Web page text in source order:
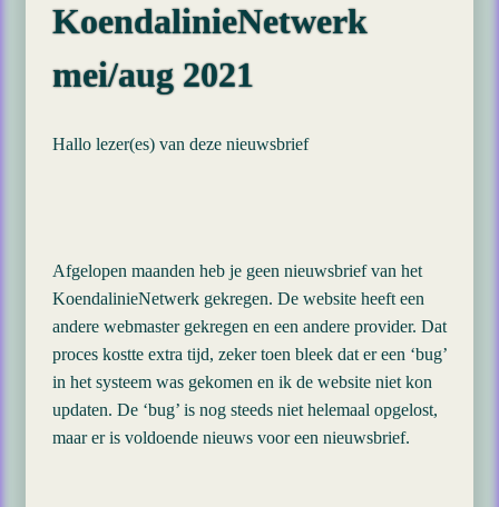
KoendalinieNetwerk
mei/aug 2021
Hallo lezer(es) van deze nieuwsbrief
Afgelopen maanden heb je geen nieuwsbrief van het
KoendalinieNetwerk gekregen. De website heeft een
andere webmaster gekregen en een andere provider. Dat
proces kostte extra tijd, zeker toen bleek dat er een ‘bug’
in het systeem was gekomen en ik de website niet kon
updaten. De ‘bug’ is nog steeds niet helemaal opgelost,
maar er is voldoende nieuws voor een nieuwsbrief.